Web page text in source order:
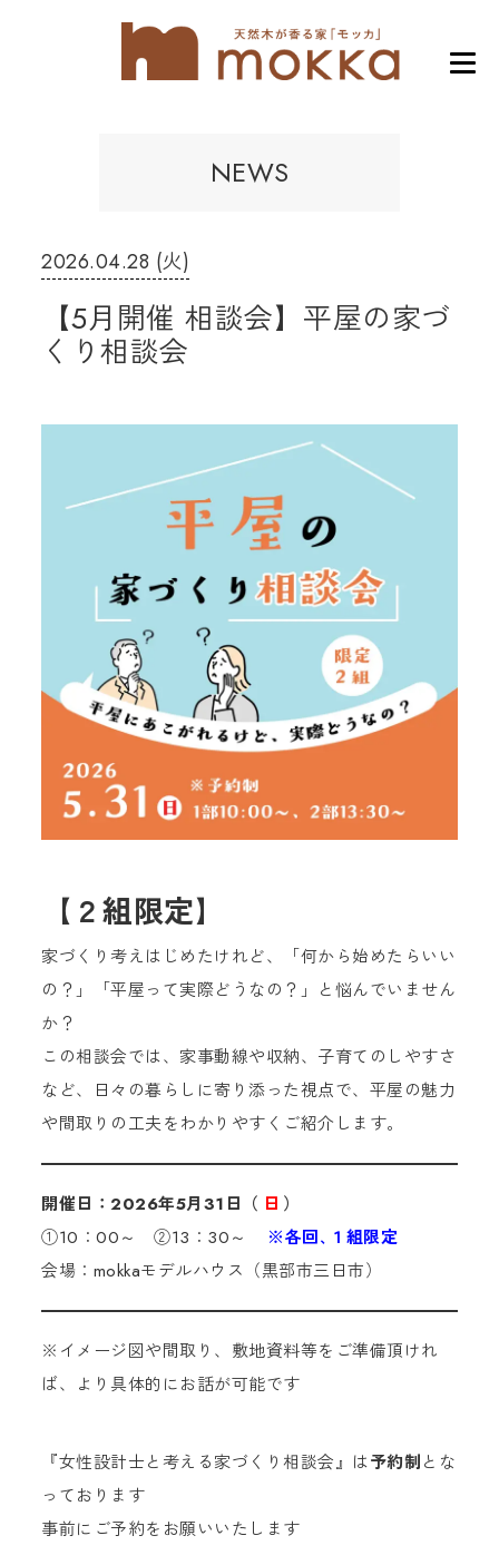
NEWS
2026.04.28 (火)
【5月開催 相談会】平屋の家づ
くり相談会
【２組限定】
家づくり考えはじめたけれど、「何から始めたらいい
の？」「平屋って実際どうなの？」と悩んでいません
か？
この相談会では、家事動線や収納、子育てのしやすさ
など、日々の暮らしに寄り添った視点で、平屋の魅力
や間取りの工夫をわかりやすくご紹介します。
開催日：2026年5月31日（ 日 ）
①10：00～ ②13：30～
※各回､１組限定
会場：mokkaモデルハウス（黒部市三日市）
※イメージ図や間取り、敷地資料等をご準備頂けれ
ば、より具体的にお話が可能です
『女性設計士と考える家づくり相談会』は予約制とな
っております
事前にご予約をお願いいたします